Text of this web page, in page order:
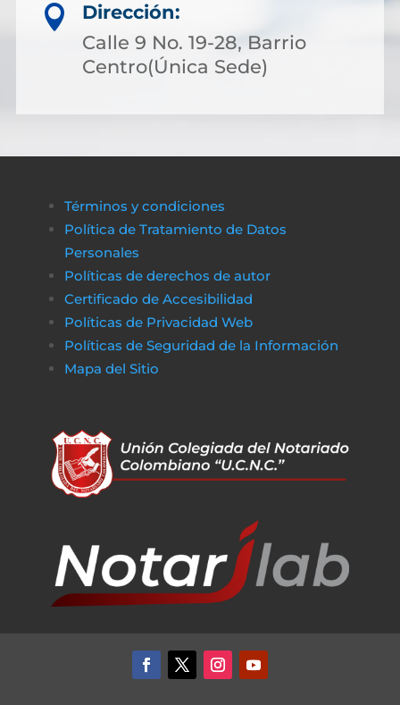

Dirección:
Calle 9 No. 19-28, Barrio
Centro(Única Sede)
Términos y condiciones
Política de Tratamiento de Datos
Personales
Políticas de derechos de autor
Certificado de Accesibilidad
Políticas de Privacidad Web
Políticas de Seguridad de la Información
Mapa del Sitio